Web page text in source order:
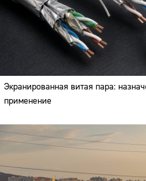
Экранированная витая пара:
применение